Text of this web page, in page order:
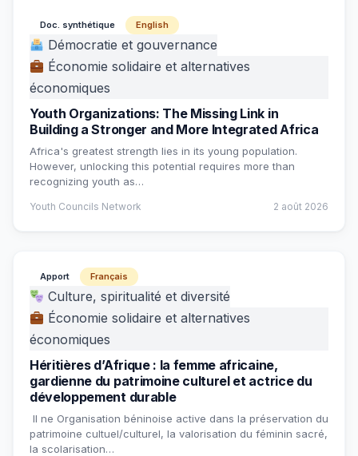
Doc. synthétique English
Démocratie et gouvernance
Économie solidaire et alternatives
économiques
Youth Organizations: The Missing Link in
Building a Stronger and More Integrated Africa
Africa's greatest strength lies in its young population.
However, unlocking this potential requires more than
recognizing youth as…
Youth Councils Network 2 août 2026
Apport Français
Culture, spiritualité et diversité
Économie solidaire et alternatives
économiques
Héritières d’Afrique : la femme africaine,
gardienne du patrimoine culturel et actrice du
développement durable
Il ne Organisation béninoise active dans la préservation du
patrimoine cultuel/culturel, la valorisation du féminin sacré,
la scolarisation…